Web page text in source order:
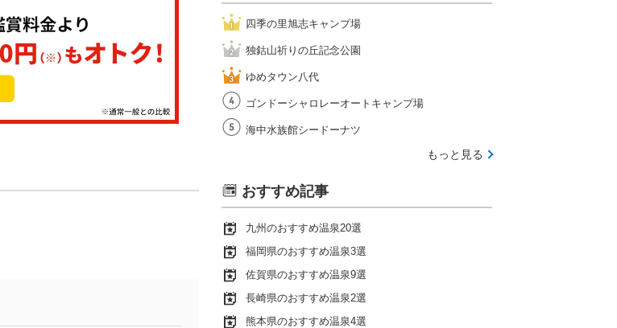
四季の里旭志キャンプ場
独鈷山祈りの丘記念公園
ゆめタウン八代
ゴンドーシャロレーオートキャンプ場
海中水族館シードーナツ
もっと見る
おすすめ記事
九州のおすすめ温泉20選
福岡県のおすすめ温泉3選
佐賀県のおすすめ温泉9選
長崎県のおすすめ温泉2選
熊本県のおすすめ温泉4選